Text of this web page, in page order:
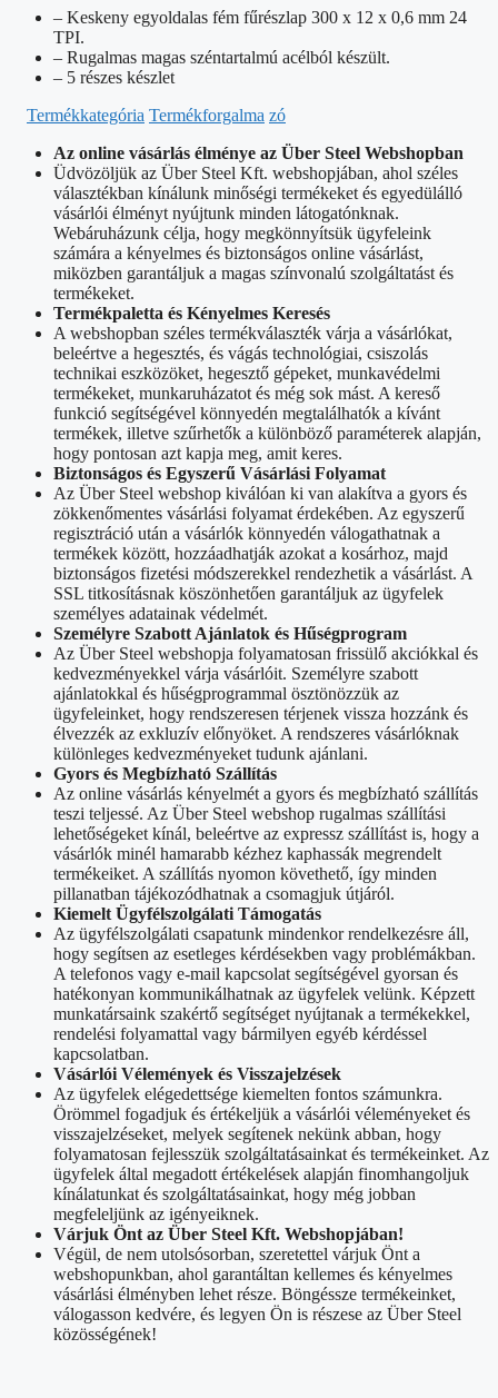
– Keskeny egyoldalas fém fűrészlap 300 x 12 x 0,6 mm 24
TPI.
– Rugalmas magas széntartalmú acélból készült.
– 5 részes készlet
Termékkategória Termékforgalma zó
Az online vásárlás élménye az Über Steel Webshopban
Üdvözöljük az Über Steel Kft. webshopjában, ahol széles
választékban kínálunk minőségi termékeket és egyedülálló
vásárlói élményt nyújtunk minden látogatónknak.
Webáruházunk célja, hogy megkönnyítsük ügyfeleink
számára a kényelmes és biztonságos online vásárlást,
miközben garantáljuk a magas színvonalú szolgáltatást és
termékeket.
Termékpaletta és Kényelmes Keresés
A webshopban széles termékválaszték várja a vásárlókat,
beleértve a hegesztés, és vágás technológiai, csiszolás
technikai eszközöket, hegesztő gépeket, munkavédelmi
termékeket, munkaruházatot és még sok mást. A kereső
funkció segítségével könnyedén megtalálhatók a kívánt
termékek, illetve szűrhetők a különböző paraméterek alapján,
hogy pontosan azt kapja meg, amit keres.
Biztonságos és Egyszerű Vásárlási Folyamat
Az Über Steel webshop kiválóan ki van alakítva a gyors és
zökkenőmentes vásárlási folyamat érdekében. Az egyszerű
regisztráció után a vásárlók könnyedén válogathatnak a
termékek között, hozzáadhatják azokat a kosárhoz, majd
biztonságos fizetési módszerekkel rendezhetik a vásárlást. A
SSL titkosításnak köszönhetően garantáljuk az ügyfelek
személyes adatainak védelmét.
Személyre Szabott Ajánlatok és Hűségprogram
Az Über Steel webshopja folyamatosan frissülő akciókkal és
kedvezményekkel várja vásárlóit. Személyre szabott
ajánlatokkal és hűségprogrammal ösztönözzük az
ügyfeleinket, hogy rendszeresen térjenek vissza hozzánk és
élvezzék az exkluzív előnyöket. A rendszeres vásárlóknak
különleges kedvezményeket tudunk ajánlani.
Gyors és Megbízható Szállítás
Az online vásárlás kényelmét a gyors és megbízható szállítás
teszi teljessé. Az Über Steel webshop rugalmas szállítási
lehetőségeket kínál, beleértve az expressz szállítást is, hogy a
vásárlók minél hamarabb kézhez kaphassák megrendelt
termékeiket. A szállítás nyomon követhető, így minden
pillanatban tájékozódhatnak a csomagjuk útjáról.
Kiemelt Ügyfélszolgálati Támogatás
Az ügyfélszolgálati csapatunk mindenkor rendelkezésre áll,
hogy segítsen az esetleges kérdésekben vagy problémákban.
A telefonos vagy e-mail kapcsolat segítségével gyorsan és
hatékonyan kommunikálhatnak az ügyfelek velünk. Képzett
munkatársaink szakértő segítséget nyújtanak a termékekkel,
rendelési folyamattal vagy bármilyen egyéb kérdéssel
kapcsolatban.
Vásárlói Vélemények és Visszajelzések
Az ügyfelek elégedettsége kiemelten fontos számunkra.
Örömmel fogadjuk és értékeljük a vásárlói véleményeket és
visszajelzéseket, melyek segítenek nekünk abban, hogy
folyamatosan fejlesszük szolgáltatásainkat és termékeinket. Az
ügyfelek által megadott értékelések alapján finomhangoljuk
kínálatunkat és szolgáltatásainkat, hogy még jobban
megfeleljünk az igényeiknek.
Várjuk Önt az Über Steel Kft. Webshopjában!
Végül, de nem utolsósorban, szeretettel várjuk Önt a
webshopunkban, ahol garantáltan kellemes és kényelmes
vásárlási élményben lehet része. Böngéssze termékeinket,
válogasson kedvére, és legyen Ön is részese az Über Steel
közösségének!